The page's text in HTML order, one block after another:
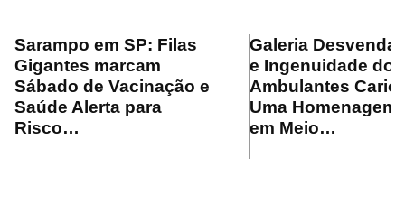
Sarampo em SP: Filas
Gigantes marcam
Sábado de Vacinação e
Saúde Alerta para
Risco…
Galeria Desvenda
e Ingenuidade dos
Ambulantes
Uma Homenagem
em Meio…